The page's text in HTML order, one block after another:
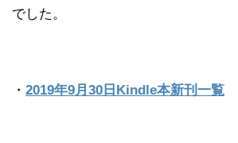
でした。
・ 2019年9月30日Kindle本新刊一覧